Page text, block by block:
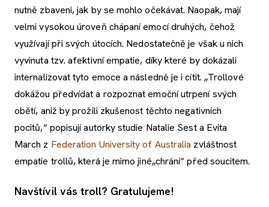
nutně zbaveni, jak by se mohlo očekávat. Naopak, mají
velmi vysokou úroveň chápaní emocí druhých, čehož
využívají při svých útocích. Nedostatečně je však u nich
vyvinuta tzv. afektivní empatie, díky které by dokázali
internalizovat tyto emoce a následně je i cítit. „Trollové
dokážou předvídat a rozpoznat emoční utrpení svých
obětí, aniž by prožili zkušenost těchto negativních
pocitů,“ popisují autorky studie Natalie Sest a Evita
March z Federation University of Australia zvláštnost
empatie trollů, která je mimo jiné„chrání“ před soucitem.
Navštívil vás troll? Gratulujeme!